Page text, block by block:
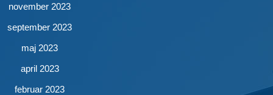
november 2023
september 2023
maj 2023
april 2023
februar 2023